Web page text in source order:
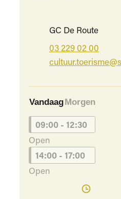
AdresGC De Route
03 229 02 00
E-mailcultuur.toerisme@
VandaagMorgen
09:00 - 12:30
Open
14:00 - 17:00
Open